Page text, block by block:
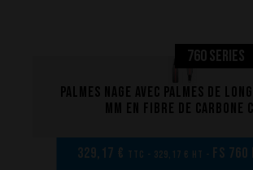
760 SERIES
Palmes nage avec palmes de
mm en fibre de carbone
329,17 € TTC - 329,17 € HT - FS